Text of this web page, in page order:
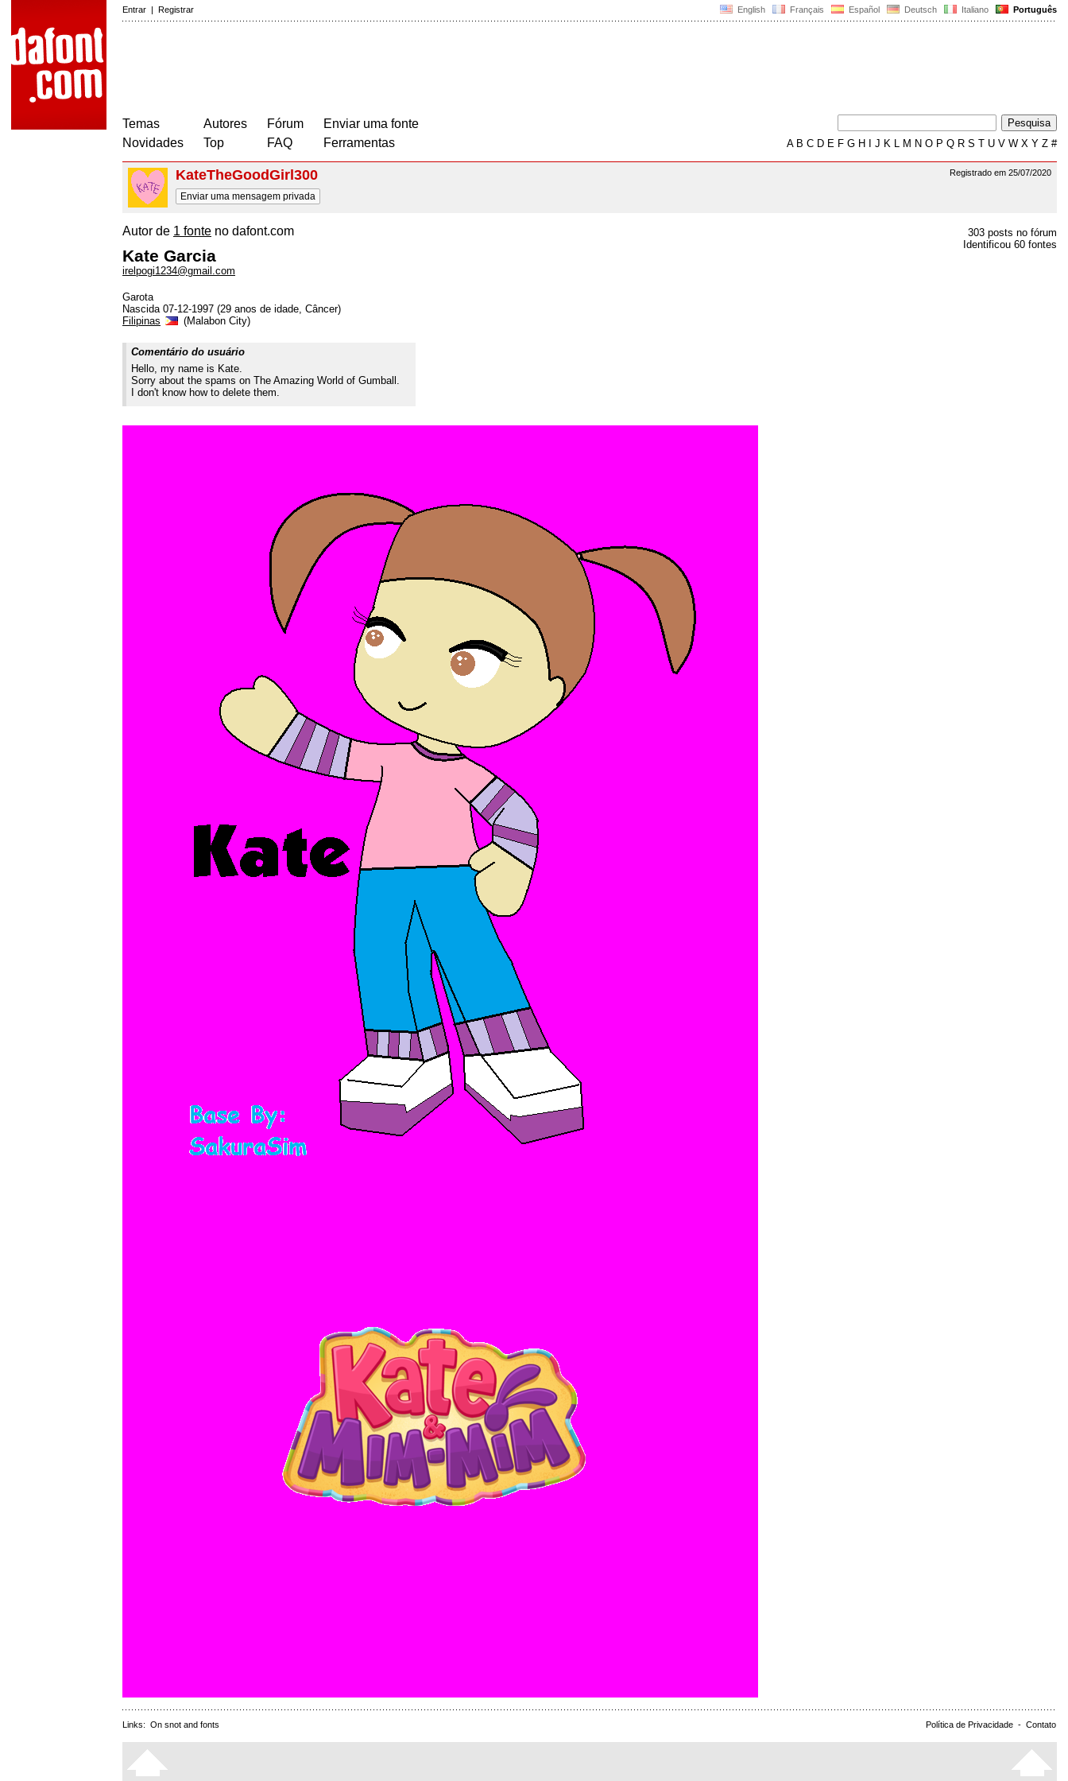
English Français Español Deutsch Italiano Português
Entrar | Registrar
Temas
Novidades
Autores
Top
Fórum
FAQ
Enviar uma fonte
Ferramentas
AB C D E F G H J K L M N O P Q R S T U V W X Y Z #
Registrado em 25/07/2020
KateTheGoodGirl300
Enviar uma mensagem privada
303 posts no fórum
Identificou 60 fontes
Autor de 1 fonte no dafont.com
Kate Garcia
irelpogi1234@gmail.com
Garota
Nascida 07-12-1997 (29 anos de idade, Câncer)
Filipinas
(Malabon City)
Comentário do usuário
Hello, my name is Kate.
Sorry about the spams on The Amazing World of Gumball.
I don't know how to delete them.
Política de Privacidade - Contato
Links: On snot and fonts